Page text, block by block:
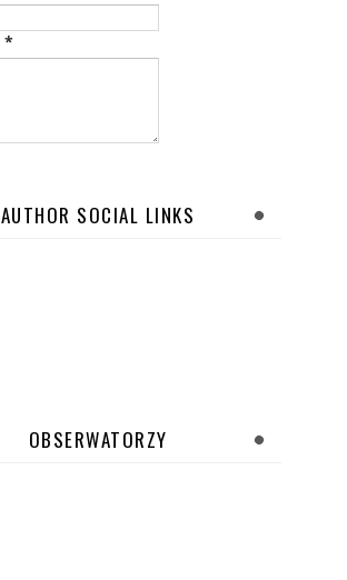
*
AUTHOR SOCIAL LINKS
OBSERWATORZY